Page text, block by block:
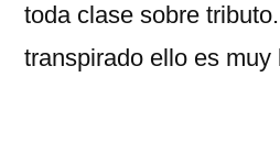
toda clase sobre
transpirado ello es muy